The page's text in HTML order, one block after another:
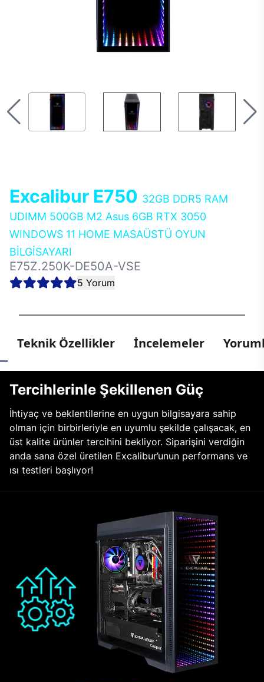
Excalibur E750 32GB DDR5 RAM
UDIMM 500GB M2 Asus 6GB RTX 3050
WINDOWS 11 HOME MASAÜSTÜ OYUN
BİLGİSAYARI
E75Z.250K-DE50A-VSE
5 Yorum
Teknik Özellikler İncelemeler
Tercihlerinle Şekillenen Güç
İhtiyaç ve beklentilerine en uygun bilgisayara sahip
olman için birbirleriyle en uyumlu şekilde çalışacak, en
üst kalite ürünler tercihini bekliyor. Siparişini verdiğin
anda sana özel üretilen Excalibur’unun performans ve
ısı testleri başlıyor!